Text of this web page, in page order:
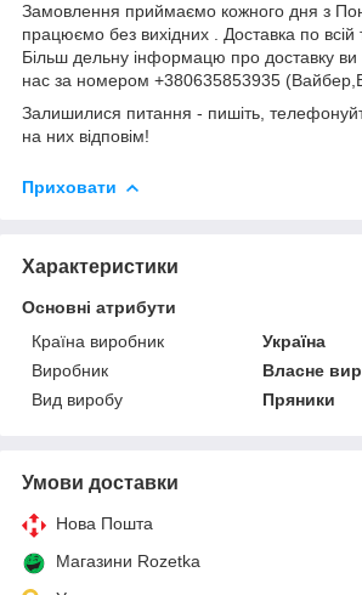
Замовлення приймаємо кожного дня з
працюємо без вихідних . Доставка по всій
Більш дельну інформацю про доставку ви
нас за номером +380635853935
Залишилися питання - пишіть,
на них відповім!
Приховати
Характеристики
Основні атрибути
Країна виробник
Україна
Виробник
Власне
Вид виробу
Пряники
Умови доставки
Нова Пошта
Магазини Rozetka